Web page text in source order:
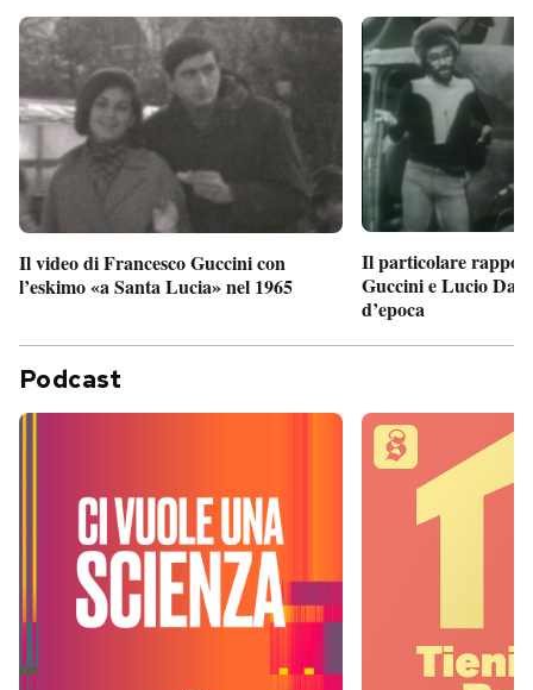
Il video di Francesco Guccini con
l’eskimo «a Santa Lucia» nel 1965
Il particolare
Guccini e Lucio
d’epoca
Podcast